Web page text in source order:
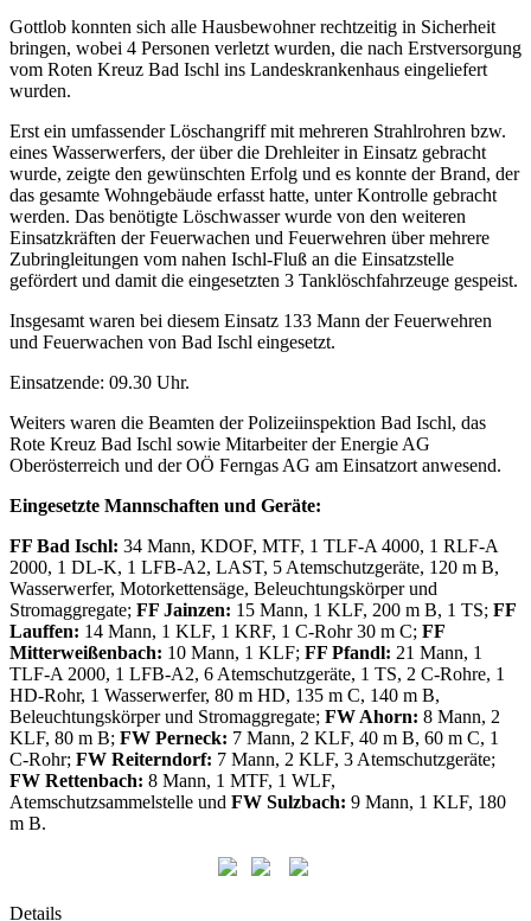
Gottlob konnten sich alle Hausbewohner rechtzeitig in Sicherheit
bringen, wobei 4 Personen verletzt wurden, die nach Erstversorgung
vom Roten Kreuz Bad Ischl ins Landeskrankenhaus eingeliefert
wurden.
Erst ein umfassender Löschangriff mit mehreren Strahlrohren bzw.
eines Wasserwerfers, der über die Drehleiter in Einsatz gebracht
wurde, zeigte den gewünschten Erfolg und es konnte der Brand, der
das gesamte Wohngebäude erfasst hatte, unter Kontrolle gebracht
werden. Das benötigte Löschwasser wurde von den weiteren
Einsatzkräften der Feuerwachen und Feuerwehren über mehrere
Zubringleitungen vom nahen Ischl-Fluß an die Einsatzstelle
gefördert und damit die eingesetzten 3 Tanklöschfahrzeuge gespeist.
Insgesamt waren bei diesem Einsatz 133 Mann der Feuerwehren
und Feuerwachen von Bad Ischl eingesetzt.
Einsatzende: 09.30 Uhr.
Weiters waren die Beamten der Polizeiinspektion Bad Ischl, das
Rote Kreuz Bad Ischl sowie Mitarbeiter der Energie AG
Oberösterreich und der OÖ Ferngas AG am Einsatzort anwesend.
Eingesetzte Mannschaften und Geräte:
FF Bad Ischl: 34 Mann, KDOF, MTF, 1 TLF-A 4000, 1 RLF-A
2000, 1 DL-K, 1 LFB-A2, LAST, 5 Atemschutzgeräte, 120 m B,
Wasserwerfer, Motorkettensäge, Beleuchtungskörper und
Stromaggregate; FF Jainzen: 15 Mann, 1 KLF, 200 m B, 1 TS; FF
Lauffen: 14 Mann, 1 KLF, 1 KRF, 1 C-Rohr 30 m C; FF
Mitterweißenbach: 10 Mann, 1 KLF; FF Pfandl: 21 Mann, 1
TLF-A 2000, 1 LFB-A2, 6 Atemschutzgeräte, 1 TS, 2 C-Rohre, 1
HD-Rohr, 1 Wasserwerfer, 80 m HD, 135 m C, 140 m B,
Beleuchtungskörper und Stromaggregate; FW Ahorn: 8 Mann, 2
KLF, 80 m B; FW Perneck: 7 Mann, 2 KLF, 40 m B, 60 m C, 1
C-Rohr; FW Reiterndorf: 7 Mann, 2 KLF, 3 Atemschutzgeräte;
FW Rettenbach: 8 Mann, 1 MTF, 1 WLF,
Atemschutzsammelstelle und FW Sulzbach: 9 Mann, 1 KLF, 180
m B.
Details